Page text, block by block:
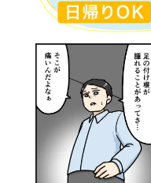
24
Webで初診予約
交